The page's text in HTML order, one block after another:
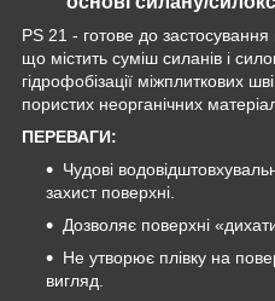
PS 21 - готове до
що містить суміш силанів і
гідрофобізації міжплиткових
пористих неорганічних
ПЕРЕВАГИ:
Чудові
захист поверхні.
Дозволяє поверхні
Не утворює плівку на
вигляд.